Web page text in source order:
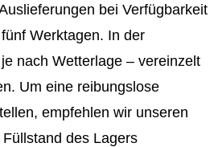
bei Verfügbarkeit
Werktagen. In der
nach Wetterlage – vereinzelt
Um eine reibungslose
empfehlen wir unseren
des Lagers